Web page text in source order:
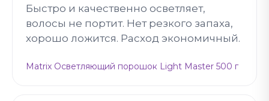
Быстро и качественно осветляет,
волосы не портит. Нет резкого запаха,
хорошо ложится. Расход экономичный.
Matrix Осветляющий порошок Light Master 500 г